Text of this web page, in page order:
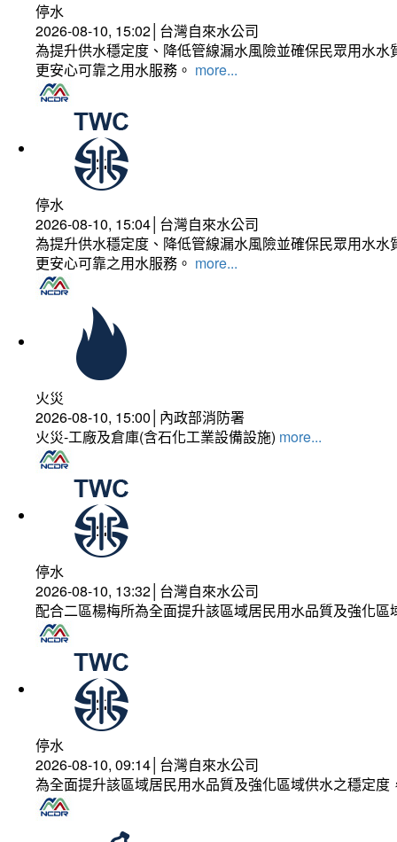
停水
2026-08-10, 15:02│台灣自來水公司
為提升供水穩定度、降低管線漏水風險並確保民眾用水
更安心可靠之用水服務。 more...
停水
2026-08-10, 15:04│台灣自來水公司
為提升供水穩定度、降低管線漏水風險並確保民眾用水
更安心可靠之用水服務。 more...
火災
2026-08-10, 15:00│內政部消防署
火災-工廠及倉庫(含石化工業設備設施) more...
停水
2026-08-10, 13:32│台灣自來水公司
配合二區楊梅所為全面提升該區域居民用水品質及強化
停水
2026-08-10, 09:14│台灣自來水公司
為全面提升該區域居民用水品質及強化區域供水之穩定